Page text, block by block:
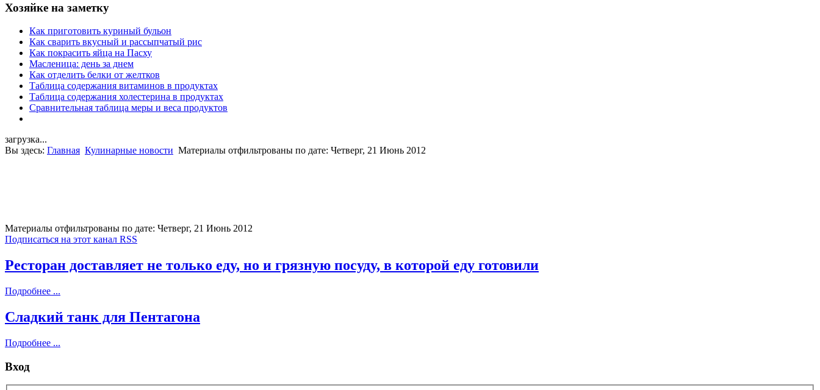
Хозяйке на заметку
Как приготовить куриный бульон
Как сварить вкусный и рассыпчатый рис
Как покрасить яйца на Пасху
Масленица: день за днем
Как отделить белки от желтков
Таблица содержания витаминов в продуктах
Таблица содержания холестерина в продуктах
Сравнительная таблица меры и веса продуктов
загрузка...
Вы здесь: Главная Кулинарные новости Материалы отфильтрованы по дате: Четверг, 21 Июнь 2012
Материалы отфильтрованы по дате: Четверг, 21 Июнь 2012
Подписаться на этот канал RSS
Ресторан доставляет не только еду, но и грязную посуду, в которой еду готовили
Подробнее ...
Сладкий танк для Пентагона
Подробнее ...
Вход